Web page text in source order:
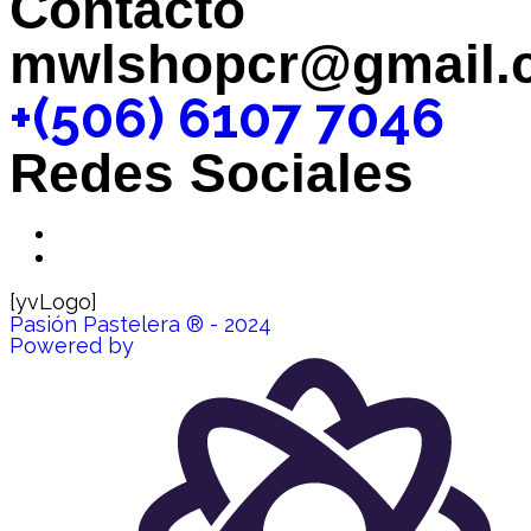
+(506) 6107 7046
Redes Sociales
[yvLogo]
Pasión Pastelera ® - 2024
Powered by